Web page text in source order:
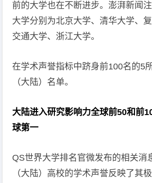
前的大学也在不断进步。澎湃新闻
大学分别为北京大学、清华大学、
交通大学、浙江大学。
在学术声誉指标中跻身前100名的5
（大陆）名单。
大陆进入研究影响力全球前50和前
球第一
QS世界大学排名官微发布的相关消
（大陆）高校的学术声誉反映了其